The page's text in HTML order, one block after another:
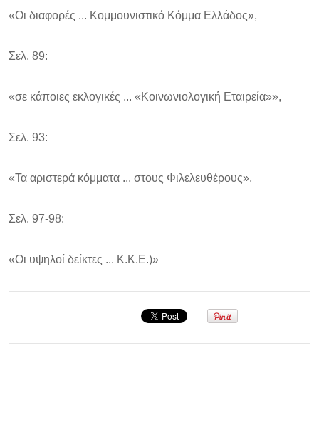
«Οι διαφορές ... Κομμουνιστικό Κόμμα Ελλάδος»,
Σελ. 89:
«σε κάποιες εκλογικές ... «Κοινωνιολογική Εταιρεία»»,
Σελ. 93:
«Τα αριστερά κόμματα ... στους Φιλελευθέρους»,
Σελ. 97-98:
«Οι υψηλοί δείκτες ... Κ.Κ.Ε.)»